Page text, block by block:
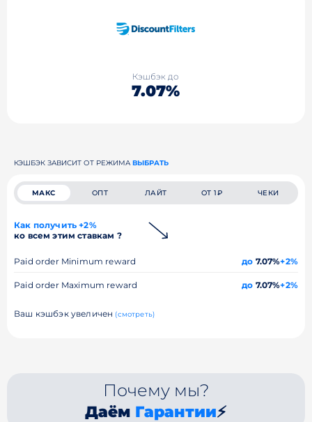
Кэшбэк до
7.07%
КЭШБЭК ЗАВИСИТ ОТ РЕЖИМА ВЫБРАТЬ
МАКС ОПТ ЛАЙТ ОТ 1₽ ЧЕКИ
Как получить +2%
ко всем этим ставкам ?
Paid order Minimum reward до 7.07%+2%
Paid order Maximum reward до 7.07%+2%
Ваш кэшбэк увеличен (смотреть)
Почему мы?
Даём Гарантии⚡